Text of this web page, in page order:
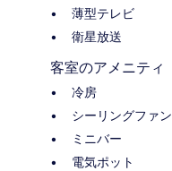
薄型テレビ
衛星放送
客室のアメニティ
冷房
シーリングファン
ミニバー
電気ポット